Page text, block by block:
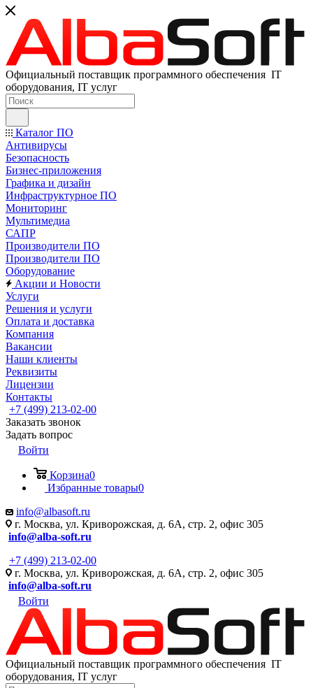
Официальный поставщик программного обеспечения IT
оборудования, IT услуг
Каталог ПО
Антивирусы
Безопасность
Бизнес-приложения
Графика и дизайн
Инфраструктурное ПО
Мониторинг
Мультимедиа
САПР
Производители ПО
Производители ПО
Оборудование
Акции и Новости
Услуги
Решения и услуги
Оплата и доставка
Компания
Вакансии
Наши клиенты
Реквизиты
Лицензии
Контакты
+7 (499) 213-02-00
Заказать звонок
Задать вопрос
Войти
Корзина0
Избранные товары0
info@albasoft.ru
г. Москва, ул. Криворожская, д. 6А, стр. 2, офис 305
info@alba-soft.ru
+7 (499) 213-02-00
г. Москва, ул. Криворожская, д. 6А, стр. 2, офис 305
info@alba-soft.ru
Войти
Официальный поставщик программного обеспечения IT
оборудования, IT услуг